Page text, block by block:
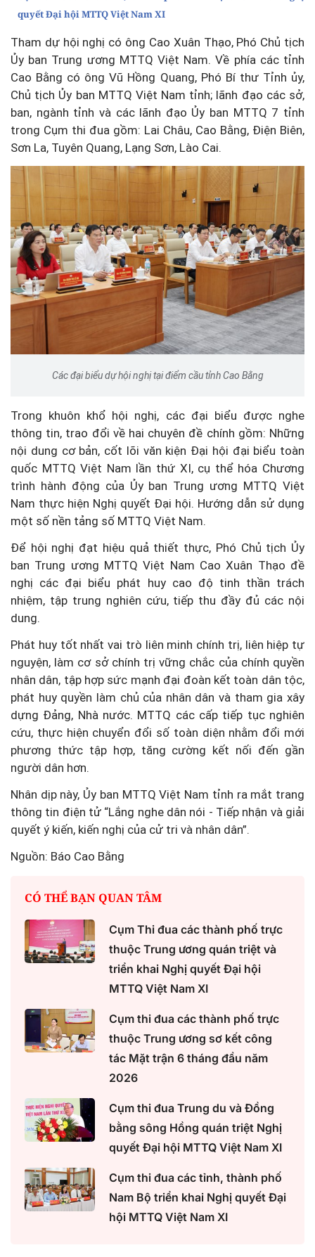
quyết Đại hội MTTQ Việt Nam XI
Tham dự hội nghị có ông Cao Xuân Thạo, Phó Chủ tịch
Ủy ban Trung ương MTTQ Việt Nam. Về phía các tỉnh
Cao Bằng có ông Vũ Hồng Quang, Phó Bí thư Tỉnh ủy,
Chủ tịch Ủy ban MTTQ Việt Nam tỉnh; lãnh đạo các sở,
ban, ngành tỉnh và các lãnh đạo Ủy ban MTTQ 7 tỉnh
trong Cụm thi đua gồm: Lai Châu, Cao Bằng, Điện Biên,
Sơn La, Tuyên Quang, Lạng Sơn, Lào Cai.
Các đại biểu dự hội nghị tại điểm cầu tỉnh Cao Bằng
Trong khuôn khổ hội nghị, các đại biểu được nghe
thông tin, trao đổi về hai chuyên đề chính gồm: Những
nội dung cơ bản, cốt lõi văn kiện Đại hội đại biểu toàn
quốc MTTQ Việt Nam lần thứ XI, cụ thể hóa Chương
trình hành động của Ủy ban Trung ương MTTQ Việt
Nam thực hiện Nghị quyết Đại hội. Hướng dẫn sử dụng
một số nền tảng số MTTQ Việt Nam.
Để hội nghị đạt hiệu quả thiết thực, Phó Chủ tịch Ủy
ban Trung ương MTTQ Việt Nam Cao Xuân Thạo đề
nghị các đại biểu phát huy cao độ tinh thần trách
nhiệm, tập trung nghiên cứu, tiếp thu đầy đủ các nội
dung.
Phát huy tốt nhất vai trò liên minh chính trị, liên hiệp tự
nguyện, làm cơ sở chính trị vững chắc của chính quyền
nhân dân, tập hợp sức mạnh đại đoàn kết toàn dân tộc,
phát huy quyền làm chủ của nhân dân và tham gia xây
dựng Đảng, Nhà nước. MTTQ các cấp tiếp tục nghiên
cứu, thực hiện chuyển đổi số toàn diện nhằm đổi mới
phương thức tập hợp, tăng cường kết nối đến gần
người dân hơn.
Nhân dịp này, Ủy ban MTTQ Việt Nam tỉnh ra mắt trang
thông tin điện tử “Lắng nghe dân nói - Tiếp nhận và giải
quyết ý kiến, kiến nghị của cử tri và nhân dân”.
Nguồn: Báo Cao Bằng
CÓ THỂ BẠN QUAN TÂM
Cụm Thi đua các thành phố trực
thuộc Trung ương quán triệt và
triển khai Nghị quyết Đại hội
MTTQ Việt Nam XI
Cụm thi đua các thành phố trực
thuộc Trung ương sơ kết công
tác Mặt trận 6 tháng đầu năm
2026
Cụm thi đua Trung du và Đồng
bằng sông Hồng quán triệt Nghị
quyết Đại hội MTTQ Việt Nam XI
Cụm thi đua các tỉnh, thành phố
Nam Bộ triển khai Nghị quyết Đại
hội MTTQ Việt Nam XI